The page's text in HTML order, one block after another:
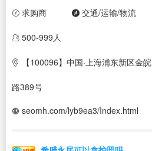
求购商 交通/运输/物流
500-999人
【100096】中国·上海浦东新区金皖
路389号
seomh.com/lyb9ea3/Index.html